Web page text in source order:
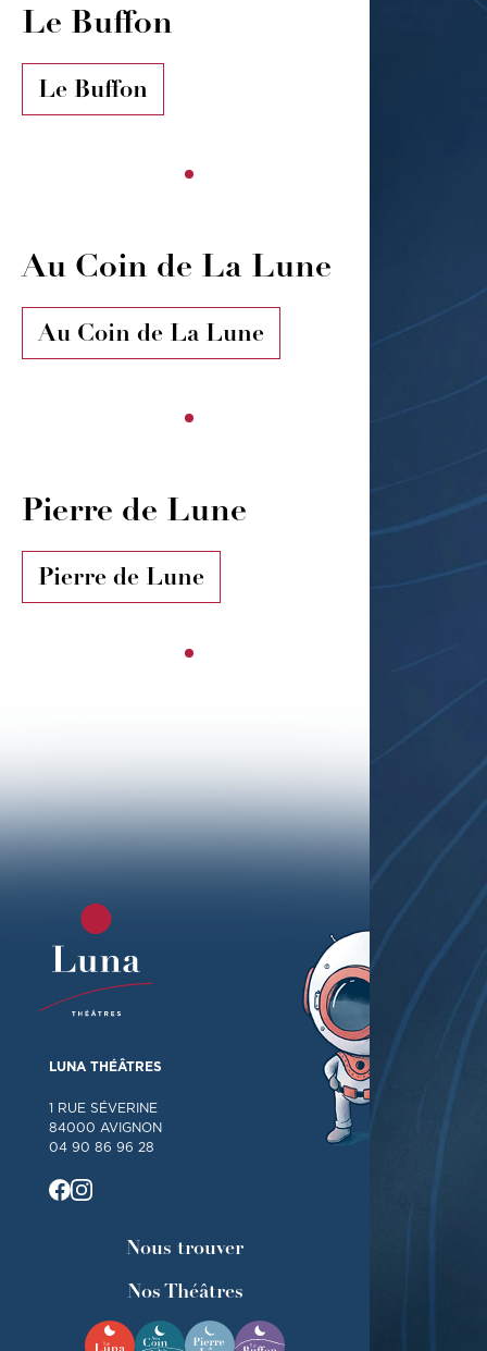
Le Buffon
Le Buffon
Au Coin de La Lune
Au Coin de La Lune
Pierre de Lune
Pierre de Lune
LUNA THÉÂTRES
1 RUE SÉVERINE
84000 AVIGNON
04 90 86 96 28
Nous trouver
Nos Théâtres